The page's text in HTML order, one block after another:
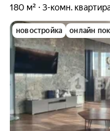
180 м² 3-комн.
новостройка онлайн